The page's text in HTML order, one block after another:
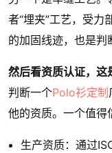
者“埋夹”工艺，受力
的加固线迹，也是判
然后看资质认证，这
判断一个Polo衫定制
他的资质。一个值得
生产资质：通过